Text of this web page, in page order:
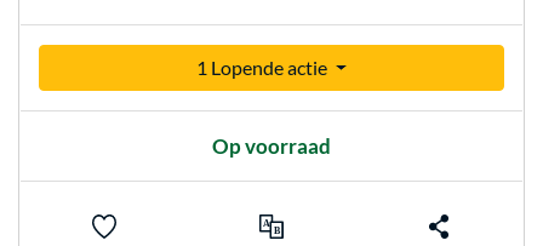
1 Lopende actie
Op voorraad